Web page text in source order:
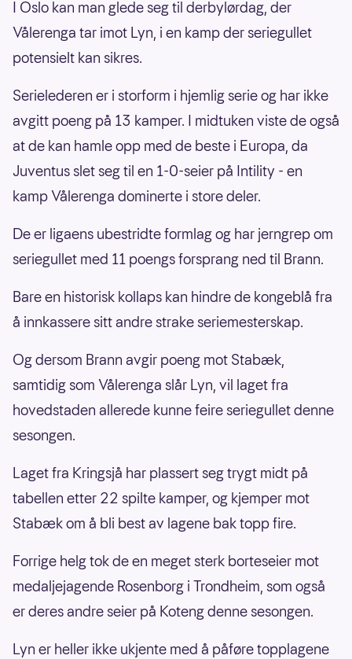
I Oslo kan man glede seg til derbylørdag, der
Vålerenga tar imot Lyn, i en kamp der seriegullet
potensielt kan sikres.
Serielederen er i storform i hjemlig serie og har ikke
avgitt poeng på 13 kamper. I midtuken viste de også
at de kan hamle opp med de beste i Europa, da
Juventus slet seg til en 1-0-seier på Intility - en
kamp Vålerenga dominerte i store deler.
De er ligaens ubestridte formlag og har jerngrep om
seriegullet med 11 poengs forsprang ned til Brann.
Bare en historisk kollaps kan hindre de kongeblå fra
å innkassere sitt andre strake seriemesterskap.
Og dersom Brann avgir poeng mot Stabæk,
samtidig som Vålerenga slår Lyn, vil laget fra
hovedstaden allerede kunne feire seriegullet denne
sesongen.
Laget fra Kringsjå har plassert seg trygt midt på
tabellen etter 22 spilte kamper, og kjemper mot
Stabæk om å bli best av lagene bak topp fire.
Forrige helg tok de en meget sterk borteseier mot
medaljejagende Rosenborg i Trondheim, som også
er deres andre seier på Koteng denne sesongen.
Lyn er heller ikke ukjente med å påføre topplagene